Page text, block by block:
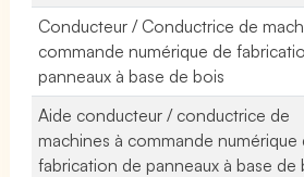
Conducteur / Conductrice de
commande numérique de
panneaux à base de bois
Aide conducteur / conductrice de
machines à commande numérique
fabrication de panneaux à base de